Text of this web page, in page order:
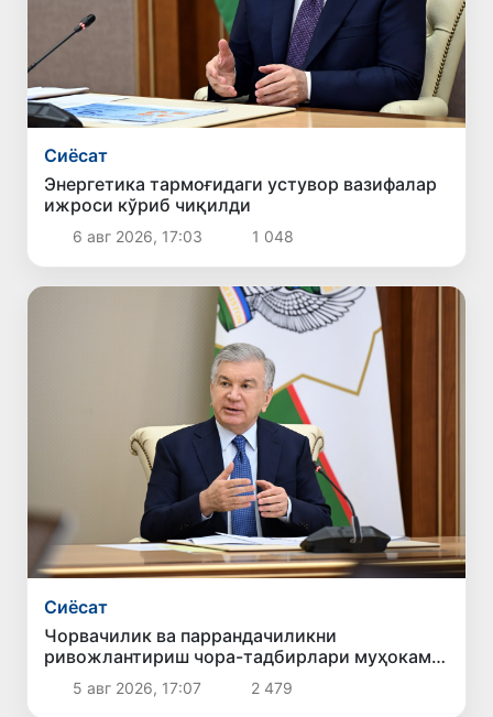
Сиёсат
Энергетика тармоғидаги устувор вазифалар
ижроси кўриб чиқилди
6 авг 2026, 17:03 1 048
Сиёсат
Чорвачилик ва паррандачиликни
ривожлантириш чора-тадбирлари муҳокама
қилинди
5 авг 2026, 17:07 2 479